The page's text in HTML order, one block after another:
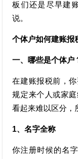
板们还是尽早建
说。
个体户如何建账报
一、哪些是个体户
在建账报税前，
规定来个人或家
看起来难以区分，
1、名字全称
你注册时候的名